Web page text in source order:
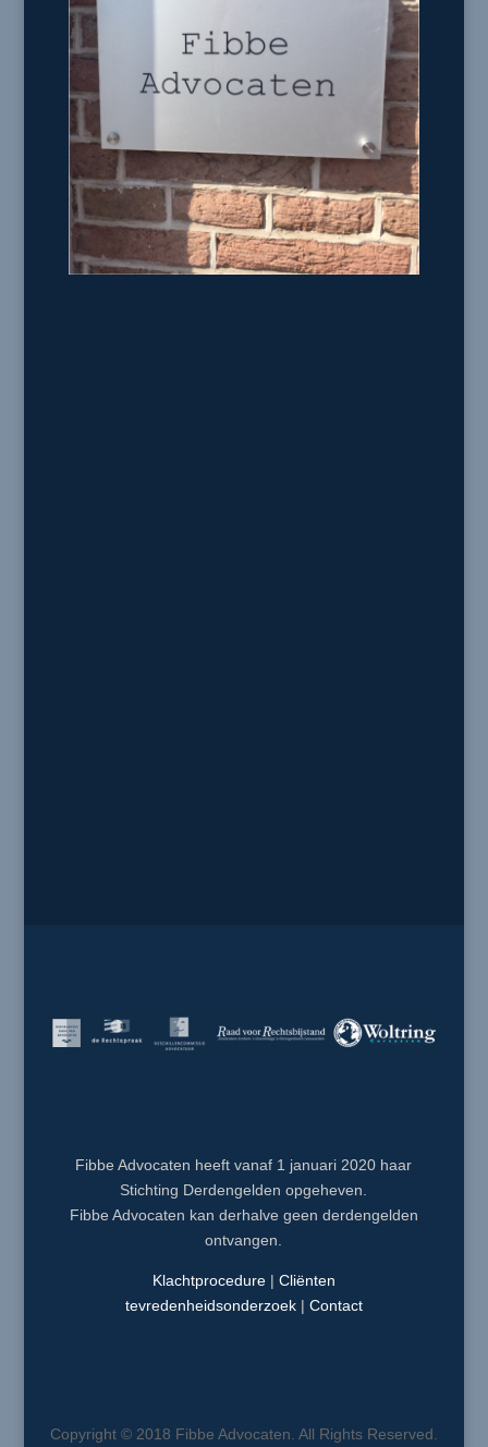
Fibbe Advocaten heeft vanaf 1 januari 2020 haar
Stichting Derdengelden opgeheven.
Fibbe Advocaten kan derhalve geen derdengelden
ontvangen.
Klachtprocedure | Cliënten
tevredenheidsonderzoek| Contact
Copyright © 2018 Fibbe Advocaten. All Rights Reserved.